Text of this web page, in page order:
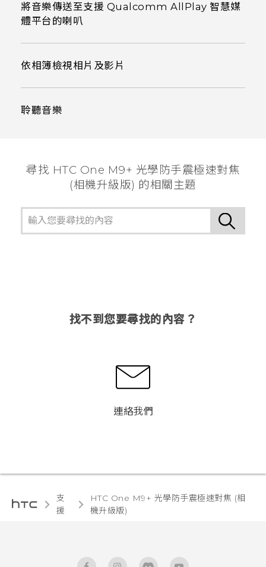
將音樂傳送至支援 Qualcomm AllPlay 智慧媒
體平台的喇叭
依相簿檢視相片及影片
聆聽音樂
尋找 HTC One M9+ 光學防手震極速對焦
(相機升級版) 的相關主題
找不到您要尋找的內容？
連絡我們
支
援
HTC One M9+ 光學防手震極速對焦 (相
機升級版)‎